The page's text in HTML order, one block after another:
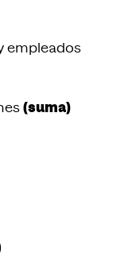
empleados
(suma)